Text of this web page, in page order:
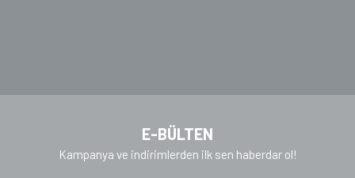
E-BÜLTEN
Kampanya ve indirimlerden ilk sen haberdar ol!